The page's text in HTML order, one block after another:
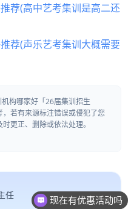
荐(高中艺考集训是高二还
荐(声乐艺考集训大概需要
构哪家好「26届集训招生
若有来源标注错误或侵犯了您
更正、删除或依法处理。
任 现在有优惠活动吗